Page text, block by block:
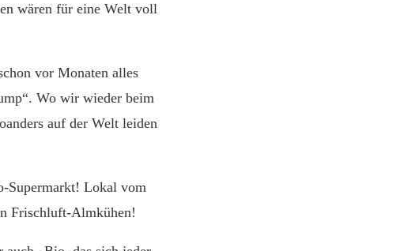
wären für eine Welt voll
vor Monaten alles
Wo wir wieder beim
auf der Welt leiden
Supermarkt! Lokal vom
Frischluft-Almkühen!